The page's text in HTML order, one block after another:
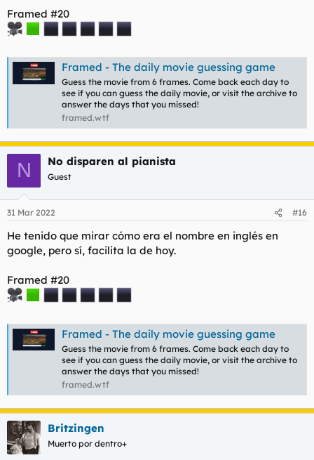
Framed #20
Framed - The daily movie guessing game
Guess the movie from 6 frames. Come back each day to
see if you can guess the daily movie, or visit the archive to
answer the days that you missed!
framed.wtf
N No disparen al pianista
Guest
31 Mar 2022 #16
He tenido que mirar cómo era el nombre en inglés en
google, pero sí, facilita la de hoy.
Framed #20
Framed - The daily movie guessing game
Guess the movie from 6 frames. Come back each day to
see if you can guess the daily movie, or visit the archive to
answer the days that you missed!
framed.wtf
Britzingen
Muerto por dentro+